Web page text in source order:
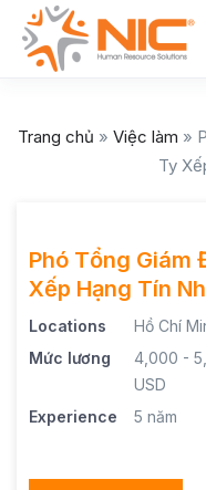
Trang chủ » Việc làm »
Ty
Phó Tổng Giám
Xếp Hạng Tín
Locations
Hồ Chí
Mức lương
4,000 -
USD
Experience
5 năm